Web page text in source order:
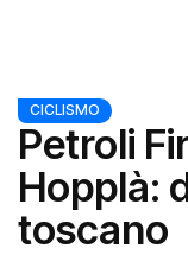
CICLISMO
Petroli
Hopplà:
toscano